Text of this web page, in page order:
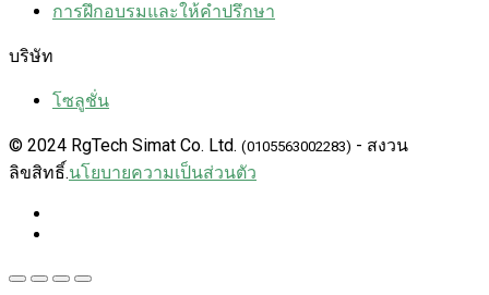
การฝึกอบรมและให้คำปรึกษา
บริษัท
โซลูชั่น
© 2024 RgTech Simat Co. Ltd. (0105563002283) - สงวน
ลิขสิทธิ์.นโยบายความเป็นส่วนตัว